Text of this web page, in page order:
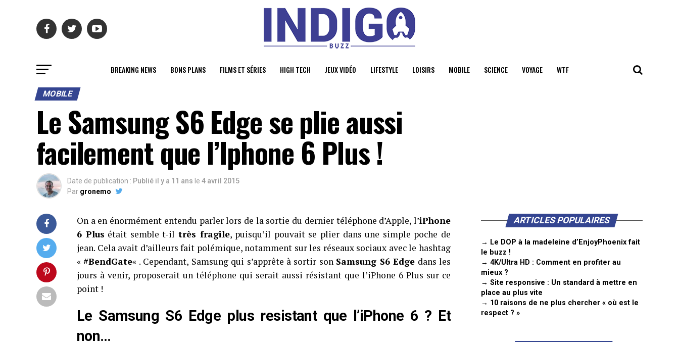
BREAKING NEWS BONS PLANS FILMS ET SÉRIES HIGH TECH JEUX VIDÉO LIFESTYLE LOISIRS MOBILE SCIENCE VOYAGE WTF
MOBILE
Le Samsung S6 Edge se plie aussi
facilement que l’Iphone 6 Plus !
Date de publication : Publié il y a 11 ans le 4 avril 2015
Par gronemo
On a en énormément entendu parler lors de la sortie du dernier téléphone d’Apple, l’iPhone
6 Plus était semble t-iltrès fragile, puisqu’il pouvait se plier dans une simple poche de
jean. Cela avait d’ailleurs fait polémique, notamment sur les réseaux sociaux avec le hashtag
«#BendGate« . Cependant, Samsung qui s’apprête à sortir son Samsung S6 Edge dans les
jours à venir, proposerait un téléphone qui serait aussi résistant que l’iPhone 6 Plus sur ce
point !
Le Samsung S6 Edge plus resistant que l’iPhone 6 ? Et
non…
ARTICLES POPULAIRES
→ Le DOP à la madeleine d’EnjoyPhoenix fait
le buzz !
→ 4K/Ultra HD : Comment en profiter au
mieux ?
→ Site responsive : Un standard à mettre en
place au plus vite
→ 10 raisons de ne plus chercher « où est le
respect ? »